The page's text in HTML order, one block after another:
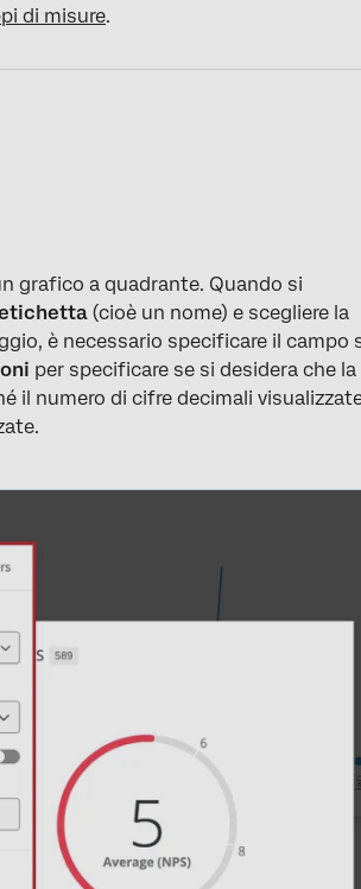
di misure.
grafico a quadrante. Quando si
(cioè un nome) e scegliere la
è necessario specificare il campo
per specificare se si desidera che la
il numero di cifre decimali